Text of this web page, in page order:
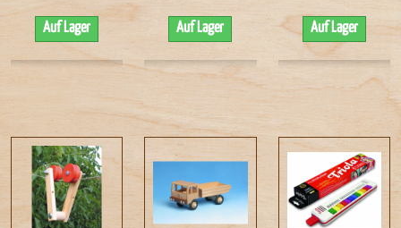
Auf Lager Auf Lager Auf Lager